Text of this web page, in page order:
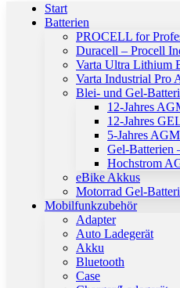
Start
Batterien
PROCELL for
Duracell – Procell
Varta Ultra Lithium
Varta Industrial Pro
Blei- und Gel-
12-Jahres
12-Jahres
5-Jahres
Gel-Batterien
Hochstrom
eBike Akkus
Motorrad Gel-
Mobilfunkzubehör
Adapter
Auto Ladegerät
Akku
Bluetooth
Case